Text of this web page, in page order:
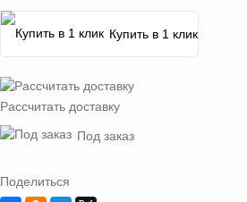
Купить в 1 клик
Рассчитать доставку
Под заказ
Поделиться